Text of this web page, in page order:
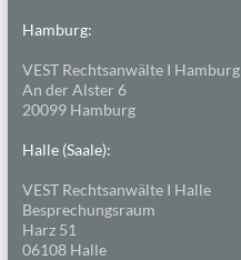
Hamburg:
VEST Rechtsanwälte I Hamburg
An der Alster 6
20099 Hamburg
Halle (Saale):
VEST Rechtsanwälte I Halle
Besprechungsraum
Harz 51
06108 Halle